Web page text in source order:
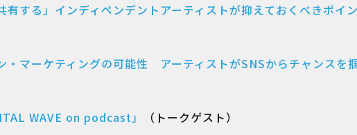
有する」インディペンデントアーティストが抑えておくべきポイ
・マーケティングの可能性 アーティストがSNSからチャンスを
WAVE on podcast」
（トークゲスト）